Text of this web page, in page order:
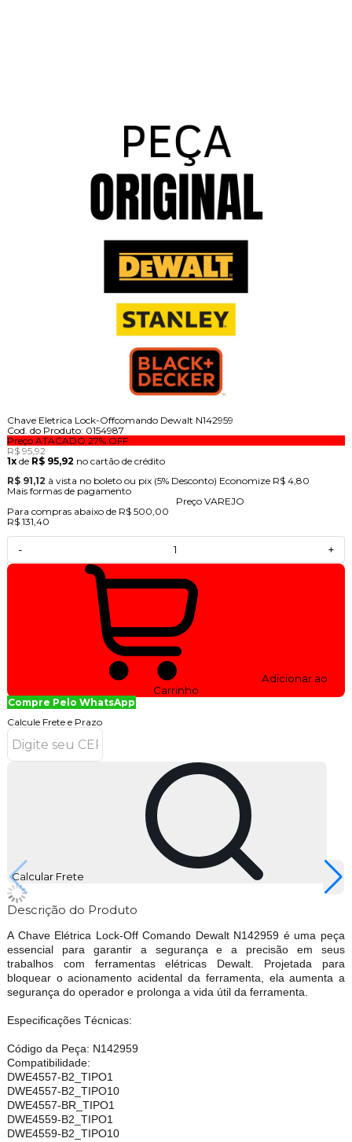
Chave Eletrica Lock-Offcomando Dewalt N142959
Cod. do Produto: 0154987
Preço ATACADO 27% OFF
R$ 95,92
1xde R$ 95,92 no cartão de crédito
R$ 91,12 à vista no boleto ou pix (5% Desconto) Economize R$ 4,80
Mais formas de pagamento
Preço VAREJO
Para compras abaixo de R$ 500,00
R$ 131,40
- +
Adicionar ao
Carrinho
Compre Pelo WhatsApp
Calcule Frete e Prazo
Calcular Frete
Descrição do Produto
A Chave Elétrica Lock-Off Comando Dewalt N142959 é uma peça
essencial para garantir a segurança e a precisão em seus
trabalhos com ferramentas elétricas Dewalt. Projetada para
bloquear o acionamento acidental da ferramenta, ela aumenta a
segurança do operador e prolonga a vida útil da ferramenta.
Especificações Técnicas:
Código da Peça: N142959
Compatibilidade:
DWE4557-B2_TIPO1
DWE4557-B2_TIPO10
DWE4557-BR_TIPO1
DWE4559-B2_TIPO1
DWE4559-B2_TIPO10